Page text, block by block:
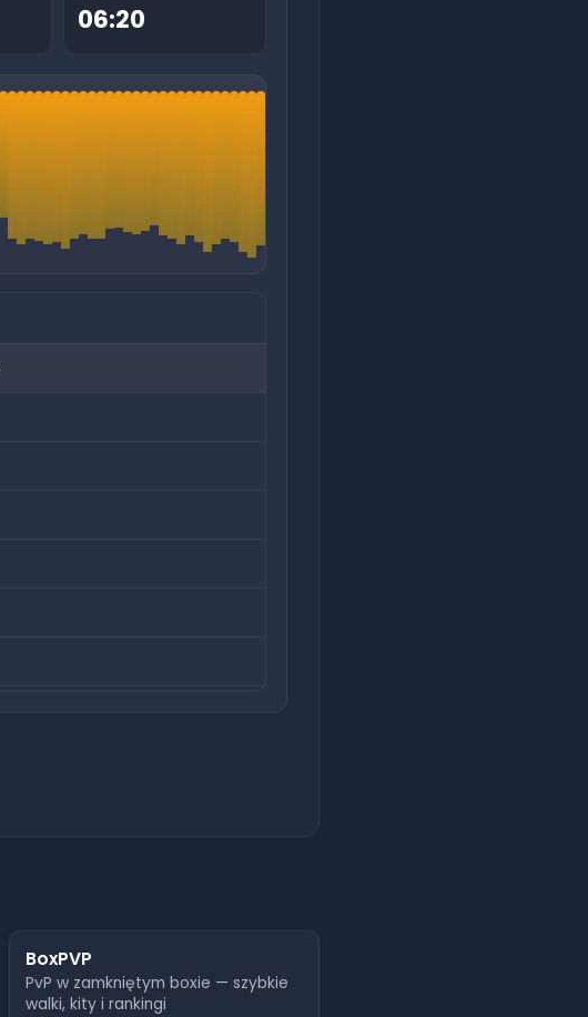
06:20
BoxPVP
PvP w zamkniętym boxie — szybkie
walki, kity i rankingi